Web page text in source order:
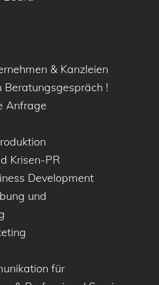
& Kanzleien
Beratungsgespräch !
Anfrage
Krisen-PR
Development
und
für